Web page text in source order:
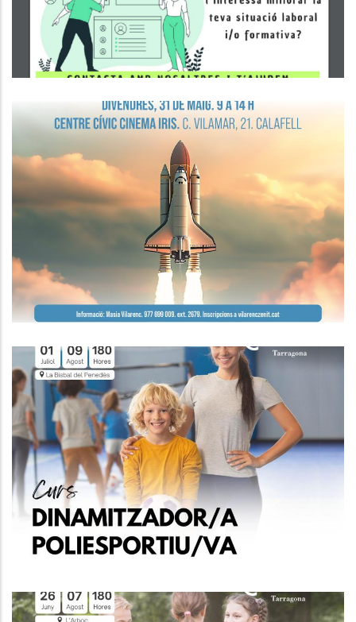
Ocupació
Seminari De Màrqueting I Vendes
Ocupació
CURS DE MONITOR/A
POLIESPORTIU/VA Per Joves
D'entre 16 I 29 Anys Inscrits A
Garantia Juvenil
Joventut